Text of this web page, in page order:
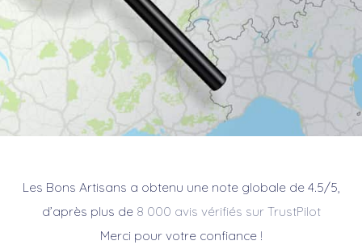
Les Bons Artisans a obtenu une note globale de 4.5/5,
d’après plus de 8 000 avis vérifiés sur TrustPilot
Merci pour votre confiance !